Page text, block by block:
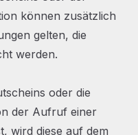
können zusätzlich
gelten, die
werden.
oder die
der Aufruf einer
wird diese auf dem